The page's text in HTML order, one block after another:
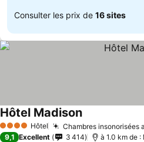
Consulter les prix de 16 sites
4 Étoiles Hôtel Chambres insonorisées
Hôtel Madison
9,1 Excellent 3 414 à 1.0 km de